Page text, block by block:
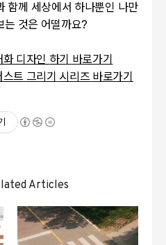
함께 세상에서 하나뿐인 나만
는 것은 어떨까요?
화 디자인 하기 바로가기
스트 그리기 시리즈 바로가기
Articles